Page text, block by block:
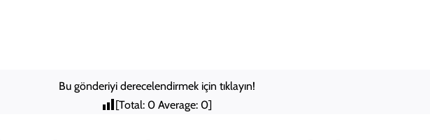
Bu gönderiyi derecelendirmek için tıklayın!
[Total: 0 Average: 0]